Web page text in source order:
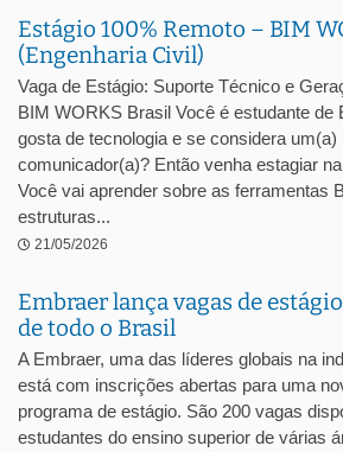
Estágio 100% Remoto – BIM
(Engenharia Civil)
Vaga de Estágio: Suporte Técnico e
BIM WORKS Brasil Você é estudante de
gosta de tecnologia e se considera um(a)
comunicador(a)? Então venha estagiar
Você vai aprender sobre as ferramentas
estruturas...
21/05/2026
Embraer lança vagas de
de todo o Brasil
A Embraer, uma das líderes globais na
está com inscrições abertas para uma
programa de estágio. São 200 vagas
estudantes do ensino superior de várias